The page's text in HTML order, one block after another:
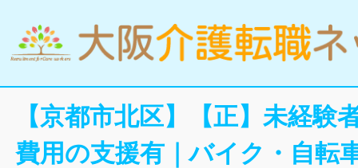
【京都市北区】【正】未経験
費用の支援有｜バイク・自転